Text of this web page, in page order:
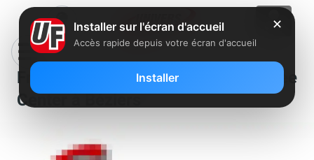
Free recrute des conseillers Free
Center à Béziers
✕
Installer sur l'écran d'accueil
Accès rapide depuis votre écran d'accueil
Installer